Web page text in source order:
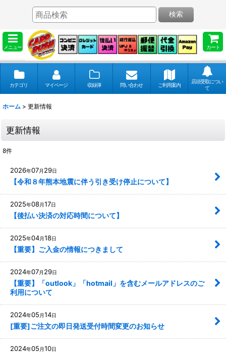
メニュー カート
検索
カテゴリ マイページ 収録弾 問い合わせ ご利用案内
店頭受取につい
て
ホーム > 更新情報
更新情報
8件
2026年07月 29日
【令和８年熊本地震に伴う引き受け停止について】
2025年08月17日
【後払い決済の対応時間について】
2025年04月18日
【重要】ご入金の情報につきまして
2024年07月 29日
【重要】「outlook」「hotmail」を含むメールアドレスのご
利用について
2024年05月14日
[重要]ご注文の即日発送受付時間変更のお知らせ
2024年05月10日